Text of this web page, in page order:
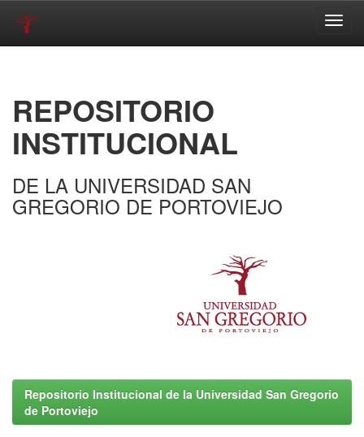
REPOSITORIO
INSTITUCIONAL
DE LA UNIVERSIDAD SAN
GREGORIO DE PORTOVIEJO
Repositorio Institucional de la Universidad San Gregorio
de Portoviejo